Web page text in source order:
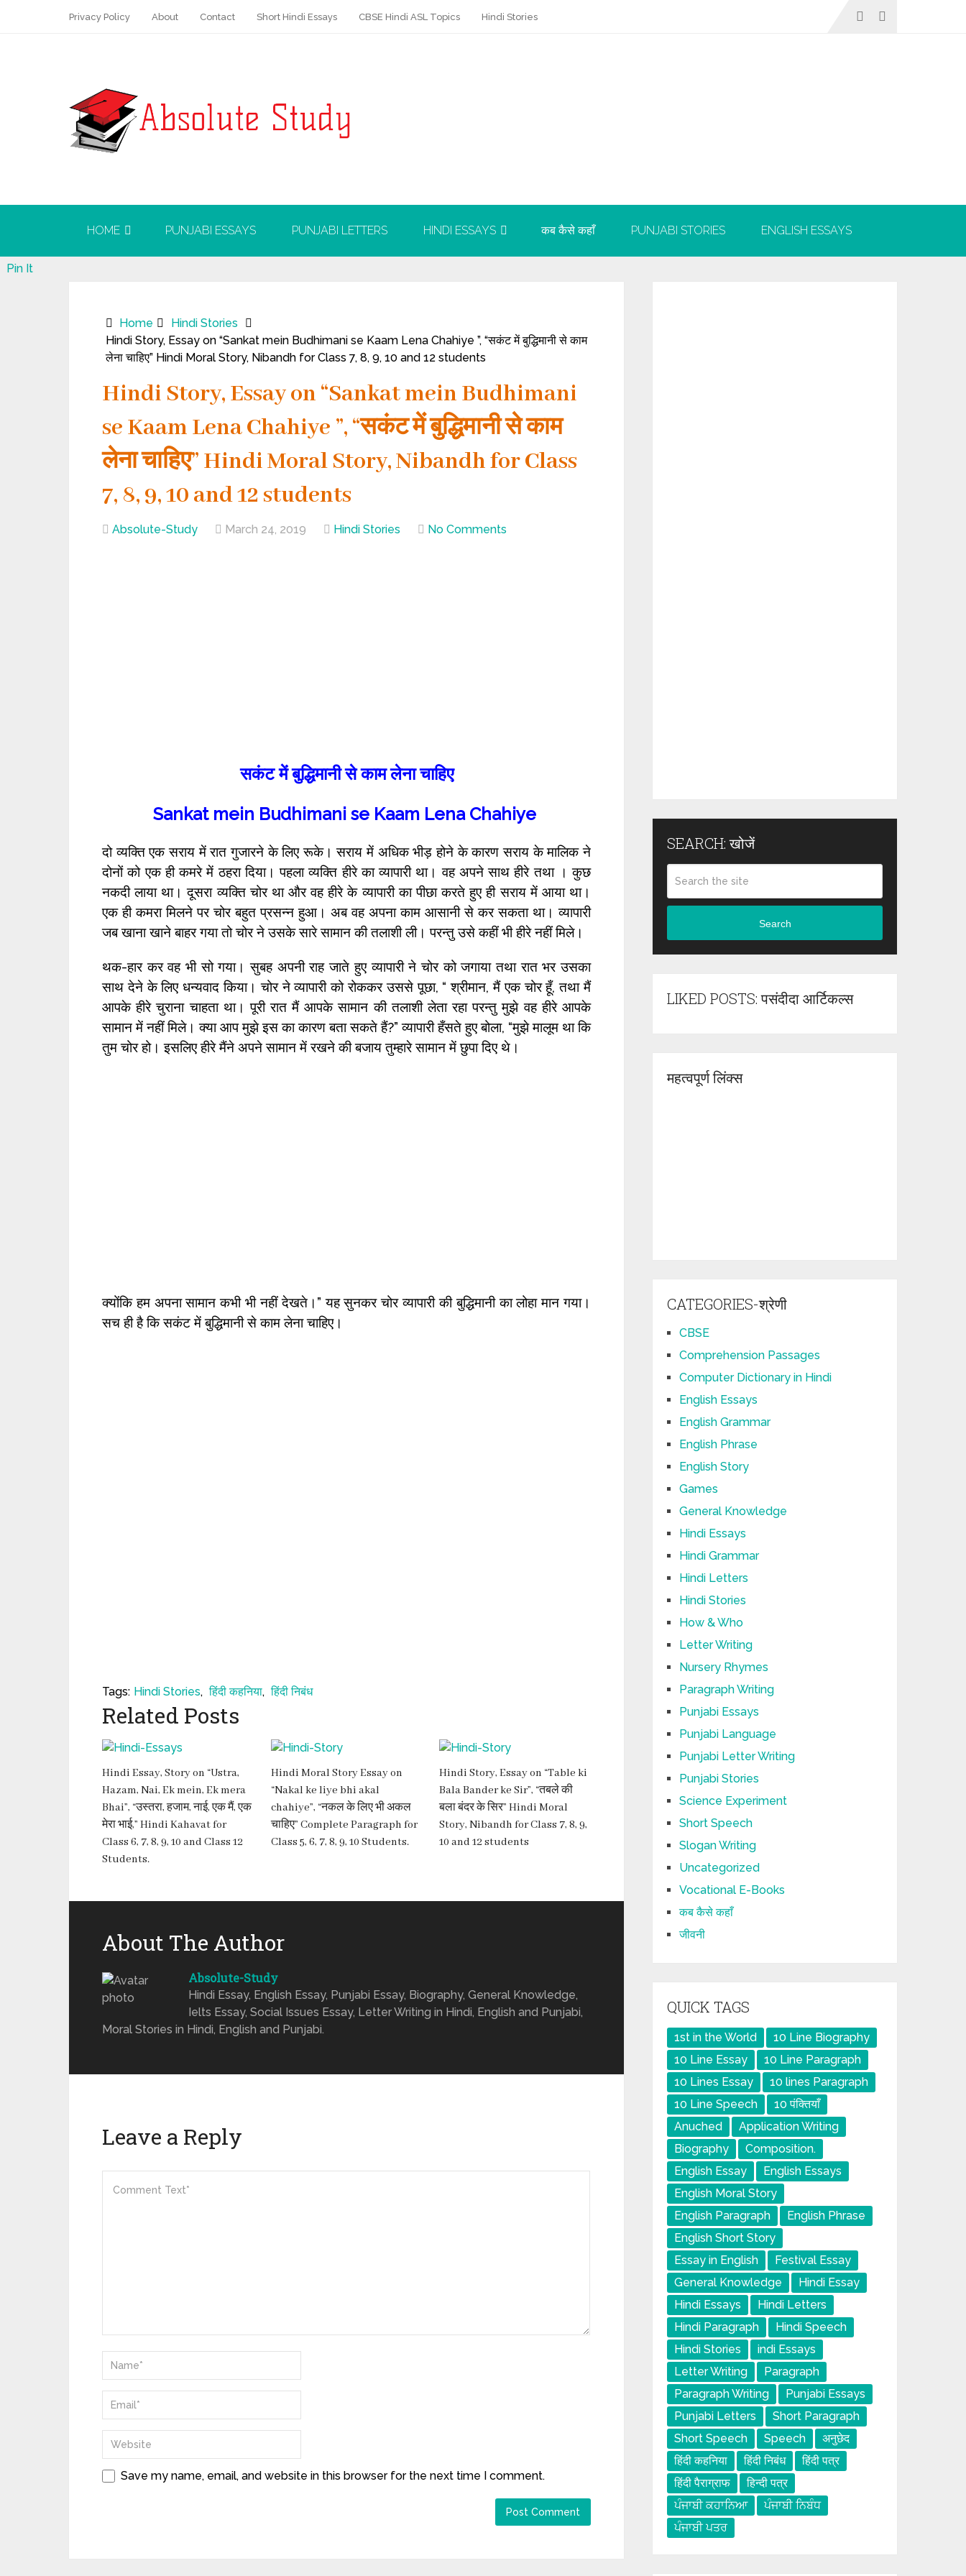
Privacy Policy About Contact Short Hindi Essays CBSE Hindi ASL Topics Hindi Stories
HOME PUNJABI ESSAYS PUNJABI LETTERS HINDI ESSAYS कब कैसे कहाँ PUNJABI STORIES ENGLISH ESSAYS
Home
Hindi Stories
Hindi Story, Essay on “Sankat mein Budhimani se Kaam Lena Chahiye ”, “सकंट में बुद्धिमानी से काम
लेना चाहिए” Hindi Moral Story, Nibandh for Class 7, 8, 9, 10 and 12 students
Hindi Story, Essay on “Sankat mein Budhimani
se Kaam Lena Chahiye ”, “सकंट में बुद्धिमानी से काम
लेना चाहिए” Hindi Moral Story, Nibandh for Class
7, 8, 9, 10 and 12 students
Absolute-Study March 24, 2019 Hindi Stories No Comments
सकंट में बुद्धिमानी से काम लेना चाहिए
Sankat mein Budhimani se Kaam Lena Chahiye
दो व्यक्ति एक सराय में रात गुजारने के लिए रूके। सराय में अधिक भीड़ होने के कारण सराय के मालिक ने
दोनों को एक ही कमरे में ठहरा दिया। पहला व्यक्ति हीरे का व्यापारी था। वह अपने साथ हीरे तथा । कुछ
नकदी लाया था। दूसरा व्यक्ति चोर था और वह हीरे के व्यापारी का पीछा करते हुए ही सराय में आया था।
एक ही कमरा मिलने पर चोर बहुत प्रसन्न हुआ। अब वह अपना काम आसानी से कर सकता था। व्यापारी
जब खाना खाने बाहर गया तो चोर ने उसके सारे सामान की तलाशी ली। परन्तु उसे कहीं भी हीरे नहीं मिले।
थक-हार कर वह भी सो गया। सुबह अपनी राह जाते हुए व्यापारी ने चोर को जगाया तथा रात भर उसका
साथदेने के लिए धन्यवाद किया। चोर ने व्यापारी को रोककर उससे पूछा, “ श्रीमान, मैं एक चोर हूँ, तथा मैं
आपके हीरे चुराना चाहता था। पूरी रात मैं आपके सामान की तलाशी लेता रहा परन्तु मुझे वह हीरे आपके
सामान में नहीं मिले। क्या आप मुझे इस का कारण बता सकते हैं?” व्यापारी हँसते हुए बोला, “मुझे मालूम था कि
तुम चोर हो। इसलिए हीरे मैंने अपने सामान में रखने की बजाय तुम्हारे सामान में छुपा दिए थे।
क्योंकि हम अपना सामान कभी भी नहीं देखते।” यह सुनकर चोर व्यापारी की बुद्धिमानी का लोहा मान गया।
सच ही है कि सकंट में बुद्धिमानी से काम लेना चाहिए।
Pin It
Tags: Hindi Stories, हिंदी कहनिया, हिंदी निबंध
Related Posts
Hindi Essay, Story on “Ustra,
Hazam, Nai, Ek mein, Ek mera
Bhai”, “उस्तरा, हजाम, नाई, एक मैं, एक
मेरा भाई,” Hindi Kahavat for
Class 6, 7, 8, 9, 10 and Class 12
Students.
Hindi Moral Story Essay on
“Nakal ke liye bhi akal
chahiye”, “नकल के लिए भी अकल
चाहिए” Complete Paragraph for
Class 5, 6, 7, 8, 9, 10 Students.
Hindi Story, Essay on “Table ki
Bala Bander ke Sir”, “तबले की
बला बंदर के सिर” Hindi Moral
Story, Nibandh for Class 7, 8, 9,
10 and 12 students
About The Author
Absolute-Study
Hindi Essay, English Essay, Punjabi Essay, Biography, General Knowledge,
Ielts Essay, Social Issues Essay, Letter Writing in Hindi, English and Punjabi,
Moral Stories in Hindi, English and Punjabi.
Leave a Reply
Save my name, email, and website in this browser for the next time I comment.
SEARCH: खोजें
Search
LIKED POSTS: पसंदीदा आर्टिकल्स
महत्वपूर्ण लिंक्स
CATEGORIES-श्रेणी
CBSE
Comprehension Passages
Computer Dictionary in Hindi
English Essays
English Grammar
English Phrase
English Story
Games
General Knowledge
Hindi Essays
Hindi Grammar
Hindi Letters
Hindi Stories
How & Who
Letter Writing
Nursery Rhymes
Paragraph Writing
Punjabi Essays
Punjabi Language
Punjabi Letter Writing
Punjabi Stories
Science Experiment
Short Speech
Slogan Writing
Uncategorized
Vocational E-Books
कब कैसे कहाँ
जीवनी
QUICK TAGS
1st in the World
10 Line Biography
10 Line Essay
10 Line Paragraph
10 Lines Essay
10 lines Paragraph
10 Line Speech
10 पंक्तियाँ
Anuched
Application Writing
Biography
Composition.
English Essay
English Essays
English Moral Story
English Paragraph
English Phrase
English Short Story
Essay in English
Festival Essay
General Knowledge
Hindi Essay
Hindi Essays
Hindi Letters
Hindi Paragraph
Hindi Speech
Hindi Stories
indi Essays
Letter Writing
Paragraph
Paragraph Writing
Punjabi Essays
Punjabi Letters
Short Paragraph
Short Speech
Speech
अनुछेद
हिंदी कहनिया
हिंदी निबंध
हिंदी पत्र
हिंदी पैराग्राफ
हिन्दी पत्र
ਪੰਜਾਬੀ ਕਹਾਨਿਆ
ਪੰਜਾਬੀ ਨਿਬੰਧ
ਪੰਜਾਬੀ ਪਤਰ